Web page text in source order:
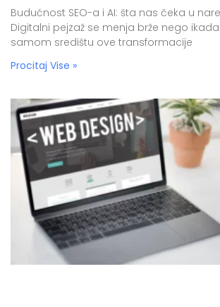
Budućnost SEO-a i AI: šta nas čeka u
Digitalni pejzaž se menja brže nego
samom središtu ove transformacije
Procitaj Vise »